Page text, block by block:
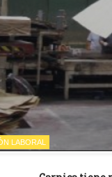
LABORAL